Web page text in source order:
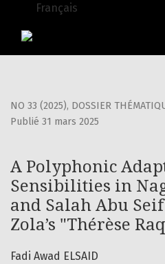
A Polyphonic Adaptation:
Français
NO 33 (2025), DOSSIER
A Polyphonic
Sensibilities in
and Salah Abu
Zola’s "Thérèse
Publié 31 mars 2025
Fadi Awad ELSAID